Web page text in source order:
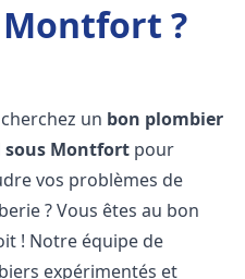
?
un bon plombier
sous Montfort pour
vos problèmes de
? Vous êtes au bon
! Notre équipe de
expérimentés et